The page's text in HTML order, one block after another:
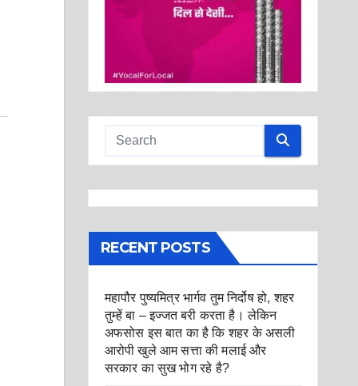
RECENT POSTS
महापौर पुष्यमित्र भार्गव तुम निर्दोष हो, शहर
तुम्हें बा – इज्जत बरी करता है। लेकिन
अफसोस इस बात का है कि शहर के असली
आरोपी खुले आम सत्ता की मलाई और
सरकार का सुख भोग रहे है?